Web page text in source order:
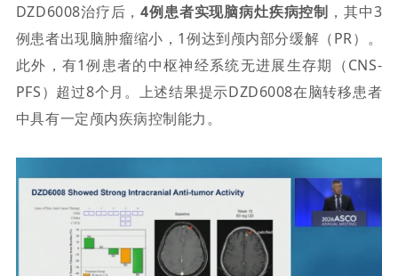
DZD6008治疗后，4例患者实现脑病灶疾病控制 ， 其中3
例患者出现脑肿瘤缩小，1例达到颅内部分缓解（PR）。
此外，有1例患者的中枢神经系统无进展生存期（CNS-
PFS）超过8个月。上述结果提示DZD6008在脑转移患者
中具有一定颅内疾病控制能力。